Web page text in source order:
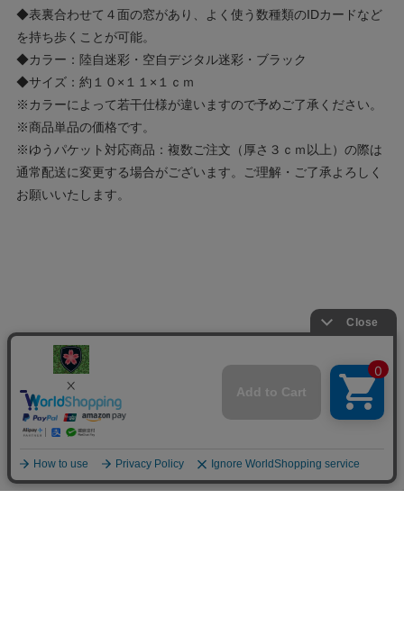
◆表裏合わせて４面の窓があり、よく使う数種類のIDカードなど
を持ち歩くことが可能。
◆カラー：陸自迷彩・空自デジタル迷彩・ブラック
◆サイズ：約１０×１１×１ｃｍ
※カラーによって若干仕様が違いますので予めご了承ください。
※商品単品の価格です。
※ゆうパケット対応商品：複数ご注文（厚さ３ｃｍ以上）の際は
通常配送に変更する場合がございます。ご理解・ご了承よろしく
お願いいたします。